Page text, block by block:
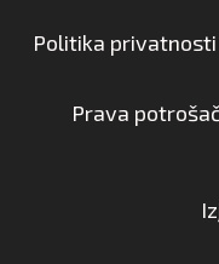
Politika
Prava